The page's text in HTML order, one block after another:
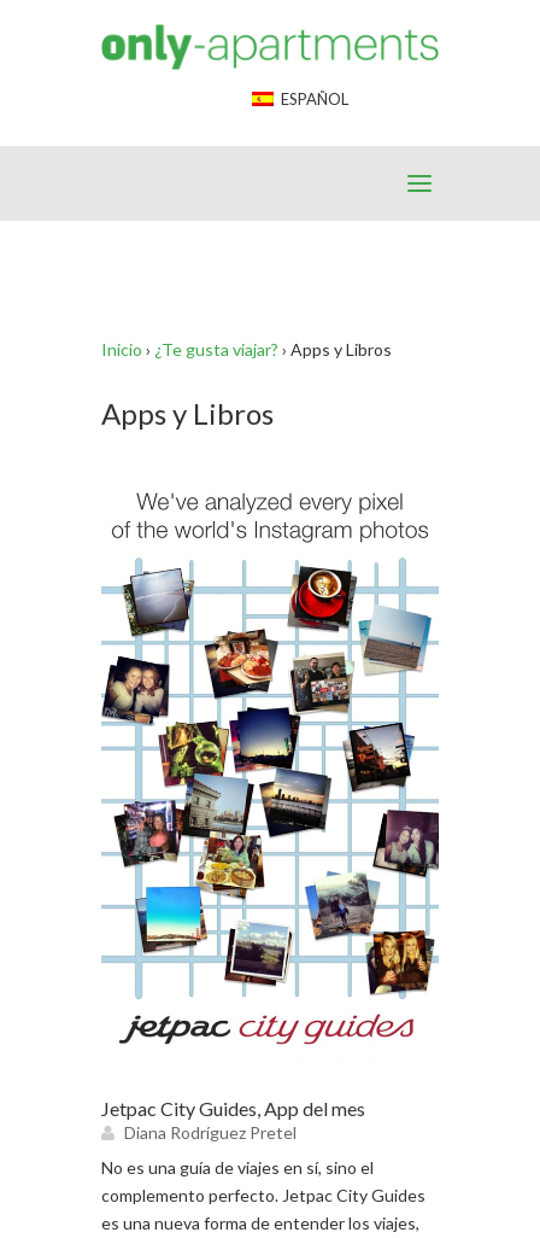
ESPAÑOL
Inicio › ¿Te gusta viajar? › Apps y Libros
Apps y Libros
Jetpac City Guides, App del mes
Diana Rodríguez Pretel
No es una guía de viajes en sí, sino el
complemento perfecto. Jetpac City Guides
es una nueva forma de entender los viajes,